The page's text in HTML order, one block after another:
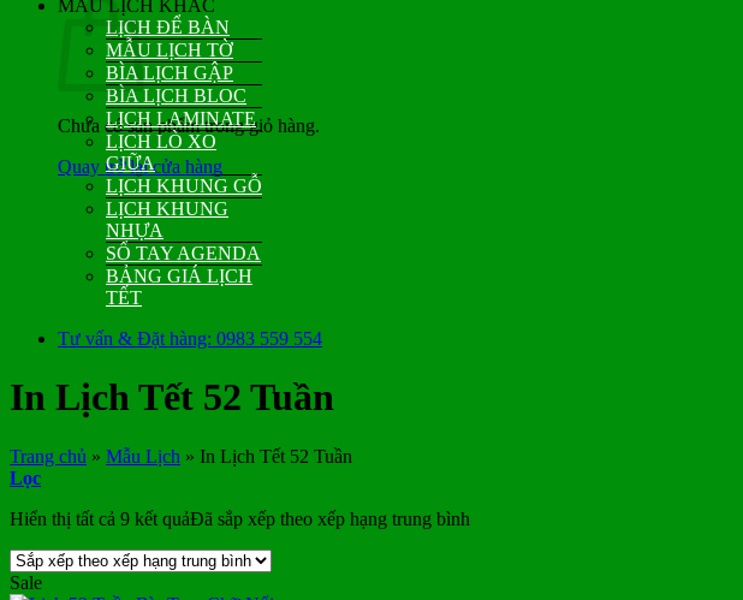
Chưa có sản phẩm trong giỏ hàng.
Quay trở lại cửa hàng
MẪU LỊCH KHÁC
LỊCH ĐỂ BÀN
MẪU LỊCH TỜ
BÌA LỊCH GẬP
BÌA LỊCH BLOC
LỊCH LAMINATE
LỊCH LÒ XO
GIỮA
LỊCH KHUNG GỖ
LỊCH KHUNG
NHỰA
SỔ TAY AGENDA
BẢNG GIÁ LỊCH
TẾT
Tư vấn & Đặt hàng: 0983 559 554
In Lịch Tết 52 Tuần
Trang chủ » Mẫu Lịch » In Lịch Tết 52 Tuần
Lọc
Hiển thị tất cả 9 kết quảĐã sắp xếp theo xếp hạng trung bình
Sale